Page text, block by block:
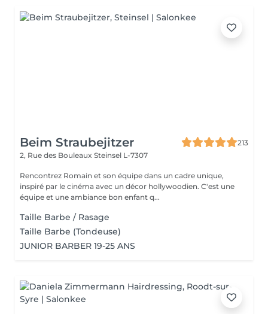
Beim Straubejitzer
213
2, Rue des Bouleaux Steinsel L-7307
Rencontrez Romain et son équipe dans un cadre unique,
inspiré par le cinéma avec un décor hollywoodien. C'est une
équipe et une ambiance bon enfant q...
Taille Barbe / Rasage
Taille Barbe (Tondeuse)
JUNIOR BARBER 19-25 ANS